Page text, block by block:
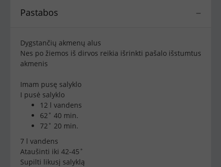
−
Pastabos
Dygstančių akmenų alus
Nes po žiemos iš dirvos reikia išrinkti pašalo išstumtus
akmenis
Imam pusę salyklo
I pusė salyklo
12 l vandens
62˚ 40 min.
72˚ 20 min.
7 l vandens
Ataušinti iki 42-45˚
Supilti likusį salyklą